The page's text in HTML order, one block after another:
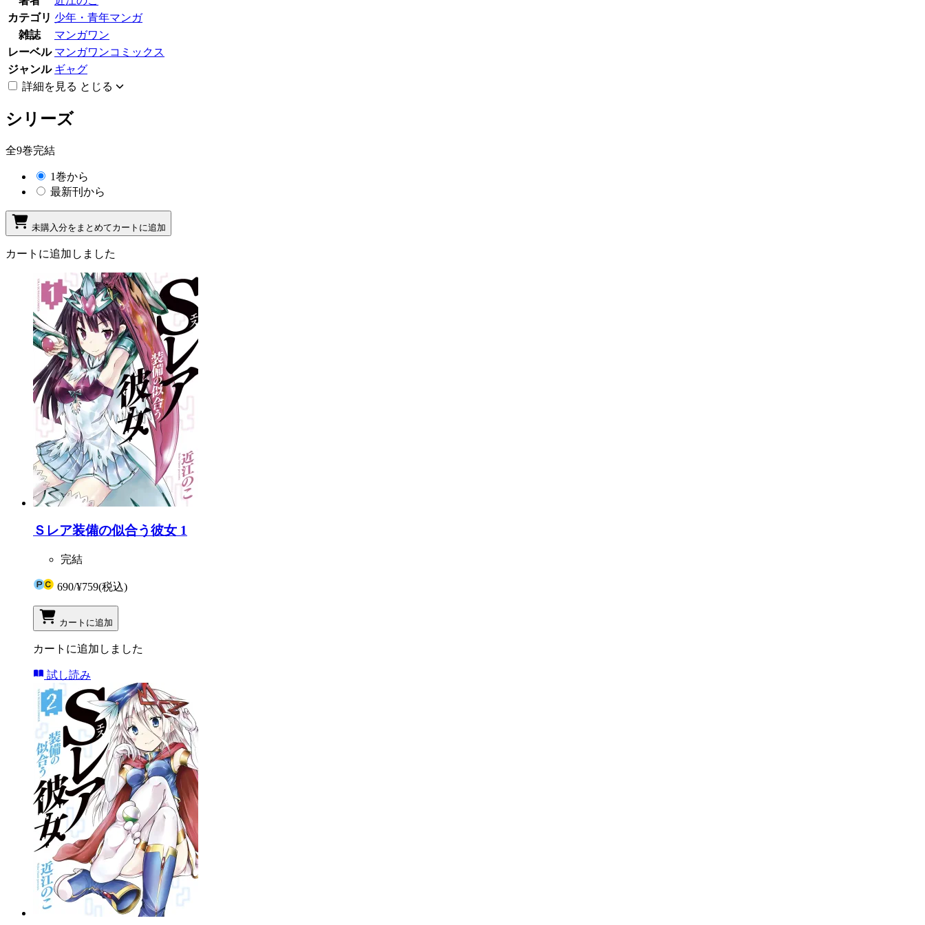
カテゴリ 少年・青年マンガ
雑誌
マンガワン
レーベル マンガワンコミックス
ジャンル ギャグ
詳細を見る とじる
シリーズ
全9巻完結
1巻から
最新刊から
未購入分をまとめてカートに追加
カートに追加しました
Ｓレア装備の似合う彼女 1
完結
690/¥759(税込)
カートに追加
カートに追加しました
試し読み